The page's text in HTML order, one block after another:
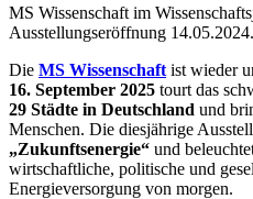
Wissenschaft:
Wissenschaft
erleben
MS Wissenschaft im
Ausstellungseröffnung 14.05.2024.
Die MS Wissenschaft ist wieder
16. September 2025 tourt das
29 Städte in Deutschland und
Menschen. Die diesjährige
„Zukunftsenergie“ und
wirtschaftliche, politische und
Energieversorgung von morgen.